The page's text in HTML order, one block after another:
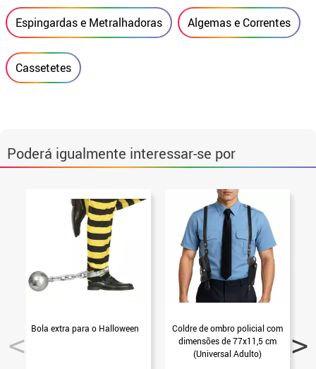
Espingardas e Metralhadoras Algemas e Correntes
Cassetetes
Poderá igualmente interessar-se por
Bola extra para o Halloween
Coldre de ombro policial com
dimensões de 77x11,5 cm
(Universal Adulto)